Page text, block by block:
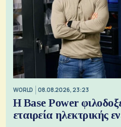
WORLD 08.08.2026, 23:23
Η Base Power
εταιρεία ηλεκτρικής